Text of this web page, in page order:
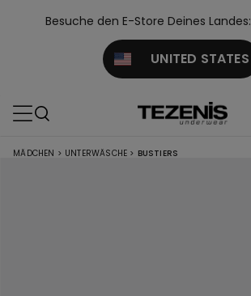
Besuche den E-Store Deines Landes:
UNITED STATES
MÄDCHEN > UNTERWÄSCHE > BUSTIERS